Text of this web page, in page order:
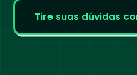
Tire suas dúvidas